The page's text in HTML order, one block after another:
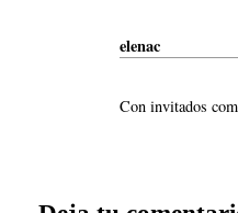
elenac
Con invitados